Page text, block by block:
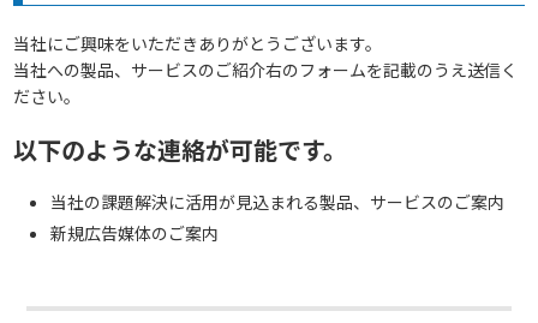
当社にご興味をいただきありがとうございます。
当社への製品、サービスのご紹介右のフォームを記載のうえ送信く
ださい。
以下のような連絡が可能です。
当社の課題解決に活用が見込まれる製品、サービスのご案内
新規広告媒体のご案内